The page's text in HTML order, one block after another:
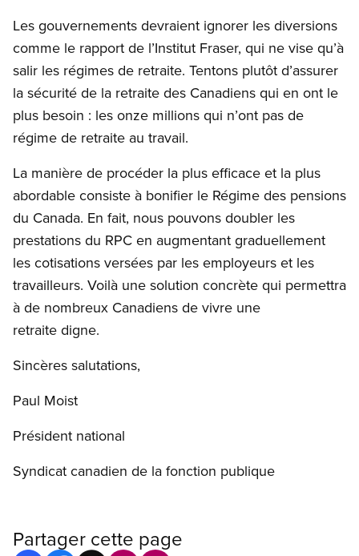
Les gouvernements devraient ignorer les diversions
comme le rapport de l’Institut Fraser, qui ne vise qu’à
salir les régimes de retraite. Tentons plutôt d’assurer
la sécurité de la retraite des Canadiens qui en ont le
plus besoin : les onze millions qui n’ont pas de
régime de retraite au travail.
La manière de procéder la plus efficace et la plus
abordable consiste à bonifier le Régime des pensions
du Canada. En fait, nous pouvons doubler les
prestations du RPC en augmentant graduellement
les cotisations versées par les employeurs et les
travailleurs. Voilà une solution concrète qui permettra
à de nombreux Canadiens de vivre une
retraite digne.
Sincères salutations,
Paul Moist
Président national
Syndicat canadien de la fonction publique
Partager cette page